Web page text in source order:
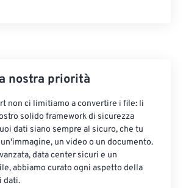
nostra priorità
non ci limitiamo a convertire i file: li
solido framework di sicurezza
dati siano sempre al sicuro, che tu
un video o un documento.
data center sicuri e un
abbiamo curato ogni aspetto della
dati.